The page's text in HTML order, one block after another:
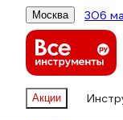
Москва 306
Акции